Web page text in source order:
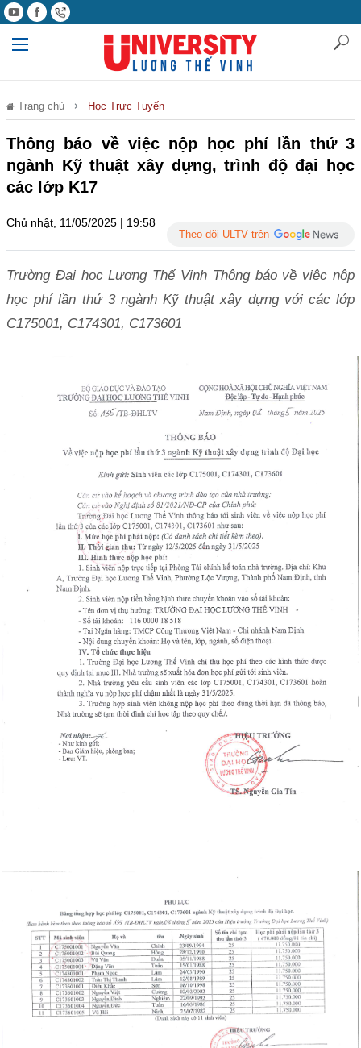
Trang chủ Học Trực Tuyến
Thông báo về việc nộp học phí lần thứ 3
ngành Kỹ thuật xây dựng, trình độ đại học
các lớp K17
Chủ nhật, 11/05/2025 | 19:58
Theo dõi ULTV trên
Trường Đại học Lương Thế Vinh Thông báo về việc nộp
học phí lần thứ 3 ngành Kỹ thuật xây dựng với các lớp
C175001, C174301, C173601